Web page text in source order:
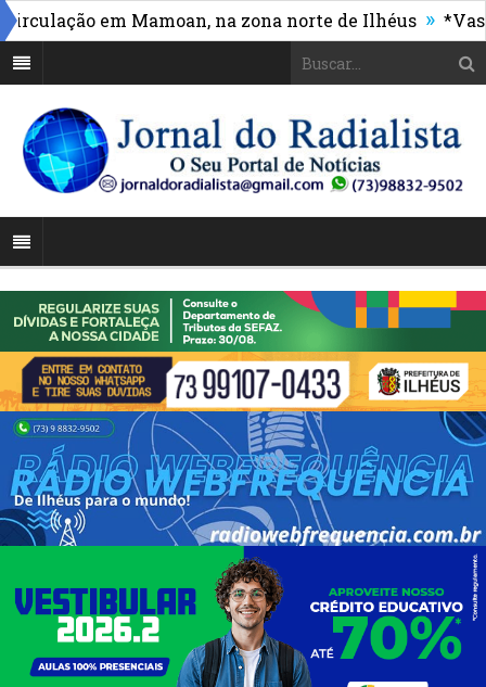
em Mamoan, na zona norte de Ilhéus » *Vasco